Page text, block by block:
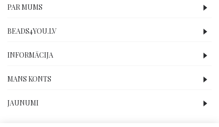
PAR MUMS
BEADS4YOU.LV
INFORMĀCIJA
MANS KONTS
JAUNUMI